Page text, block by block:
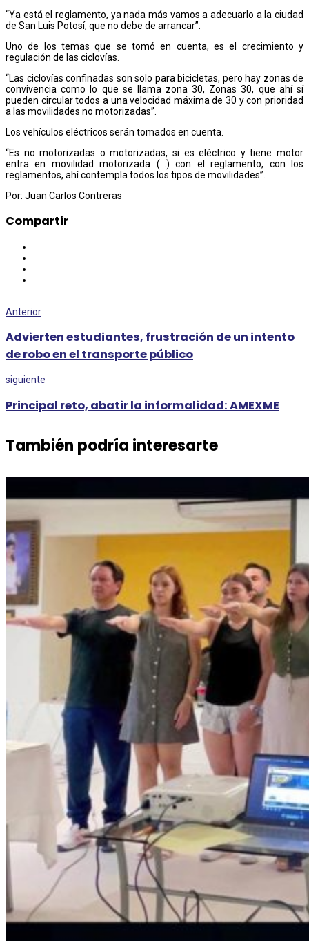
“Ya está el reglamento, ya nada más vamos a adecuarlo a la ciudad
de San Luis Potosí, que no debe de arrancar”.
Uno de los temas que se tomó en cuenta, es el crecimiento y
regulación de las ciclovías.
“Las ciclovías confinadas son solo para bicicletas, pero hay zonas de
convivencia como lo que se llama zona 30, Zonas 30, que ahí sí
pueden circular todos a una velocidad máxima de 30 y con prioridad
a las movilidades no motorizadas”.
Los vehículos eléctricos serán tomados en cuenta.
“Es no motorizadas o motorizadas, si es eléctrico y tiene motor
entra en movilidad motorizada (…) con el reglamento, con los
reglamentos, ahí contempla todos los tipos de movilidades”.
Por: Juan Carlos Contreras
Compartir
Anterior
Advierten estudiantes, frustración de un intento
de robo en el transporte público
siguiente
Principal reto, abatir la informalidad: AMEXME
También podría interesarte